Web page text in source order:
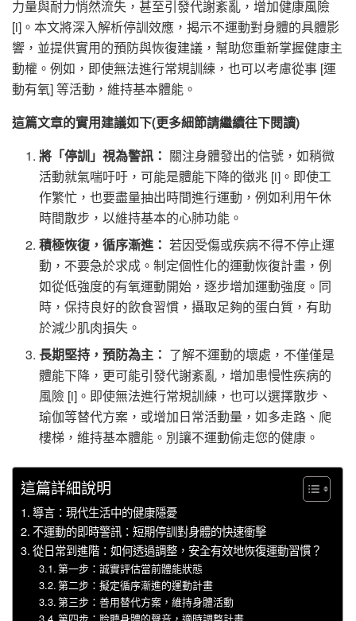
力量與耐力悄然流失，甚至引發代謝紊亂，增加健康風險
[i]。本文將深入解析停訓效應，揭示不運動對身體的具體影
響，並提供實用的預防與恢復建議，幫助您重新掌握健康主
動權。例如，即使無法進行常規訓練，也可以考慮從事 [運
動有氧] 等活動，維持基本體能。
這篇文章的實用建議如下(更多細節請繼續往下閱讀)
將「停訓」視為警訊： 關注身體發出的信號，如稍微
活動就氣喘吁吁，可能是體能下降的徵兆 [i]。即使工
作繁忙，也要盡量抽出時間進行運動，例如利用午休
時間散步，以維持基本的心肺功能。
積極恢復，循序漸進： 若因受傷或疾病不得不停止運
動，不要急於求成。制定個性化的運動恢復計畫，例
如從低強度的有氧運動開始，逐步增加運動強度。同
時，保持良好的飲食習慣，攝取足夠的蛋白質，有助
於減少肌肉損失。
長期堅持，預防為主： 了解不運動的壞處，不僅僅是
體能下降，更可能引發代謝紊亂，增加患慢性疾病的
風險 [i]。即使無法進行常規訓練，也可以選擇散步、
瑜伽等替代方案，或增加日常活動量，如多走路、爬
樓梯，維持基本體能。別讓不運動偷走您的健康。
這篇詳細說明
導言：現代生活中的健康隱憂
不運動的即時警訊：短期停訓對身體的快速衝擊
從日常到進階：如何透過調整，安全有效地恢復運動習慣？
第一步：誠實評估當前體能狀態
第二步：擬定循序漸進的運動計畫
第三步：善用替代方案，維持身體活動